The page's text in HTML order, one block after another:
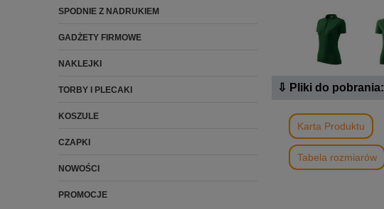
SPODNIE Z NADRUKIEM
GADŻETY FIRMOWE
NAKLEJKI
TORBY I PLECAKI
KOSZULE
CZAPKI
NOWOŚCI
PROMOCJE
⇩ Pliki do pobrania:
Karta Produktu
Tabela rozmiarów